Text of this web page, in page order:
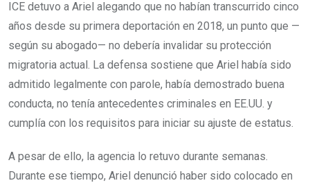
ICE detuvo a Ariel alegando que no habían transcurrido cinco
años desde su primera deportación en 2018, un punto que —
según su abogado— no debería invalidar su protección
migratoria actual. La defensa sostiene que Ariel había sido
admitido legalmente con parole, había demostrado buena
conducta, no tenía antecedentes criminales en EE.UU. y
cumplía con los requisitos para iniciar su ajuste de estatus.
A pesar de ello, la agencia lo retuvo durante semanas.
Durante ese tiempo, Ariel denunció haber sido colocado en